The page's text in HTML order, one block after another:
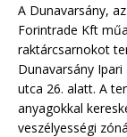
A Dunavarsány,
Forintrade Kft
raktárcsarnokot
Dunavarsány
utca 26. alatt. A
anyagokkal
veszélyességi